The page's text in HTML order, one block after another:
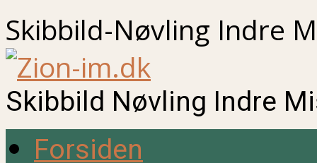
Skibbild-Nøvling Indre
Skibbild Nøvling Indre
Forsiden